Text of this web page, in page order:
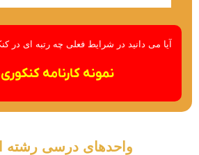
آیا می دانید در شرایط فعلی چه رتبه ای در
نمونه کارنامه
واحدهای درسی رشته